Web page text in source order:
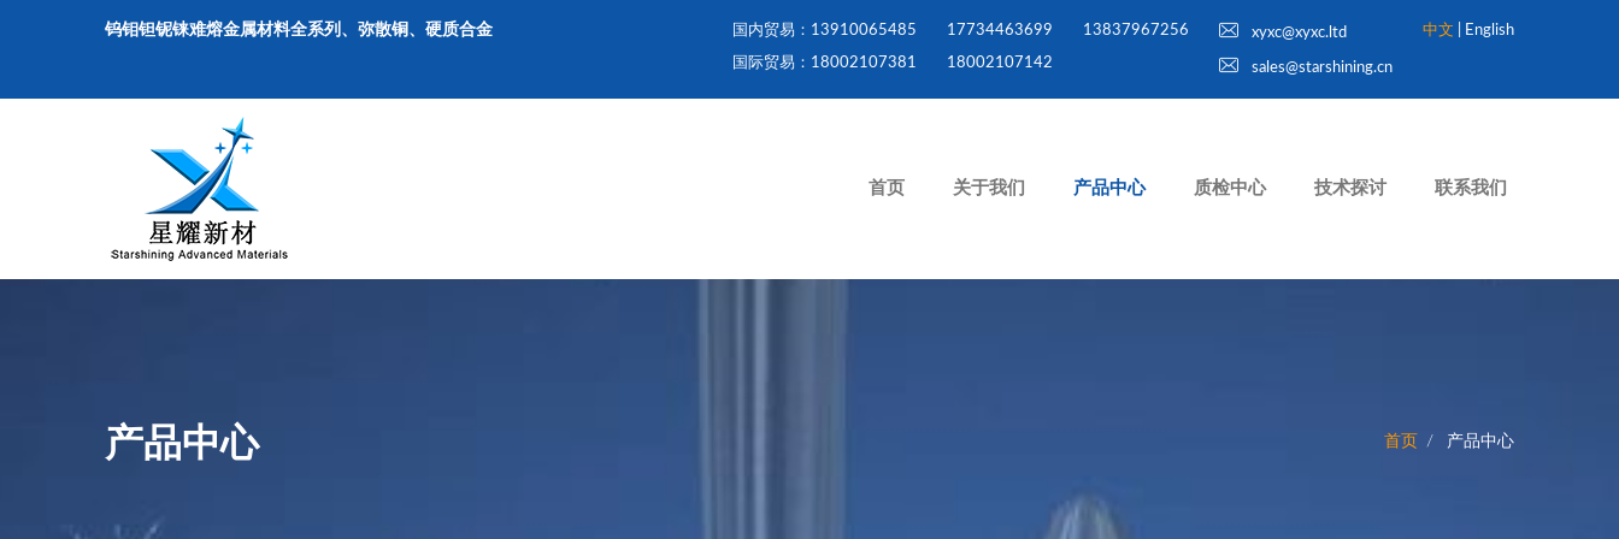
钨钼钽铌铼难熔金属材料全系列、弥散铜、硬质合金 国内贸易：13910065485
国际贸易：18002107381
17734463699
18002107142
13837967256 xyxc@xyxc.ltd
sales@starshining.cn
中文 English
首页 关于我们 产品中心 质检中心 技术探讨 联系我们
产品中心 首页 产品中心